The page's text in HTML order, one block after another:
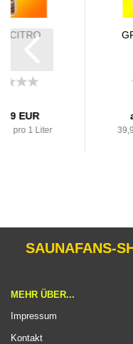
CITRO
EUR
pro 1 Liter
SAUNAFANS-
MEHR ÜBER...
Impressum
Kontakt